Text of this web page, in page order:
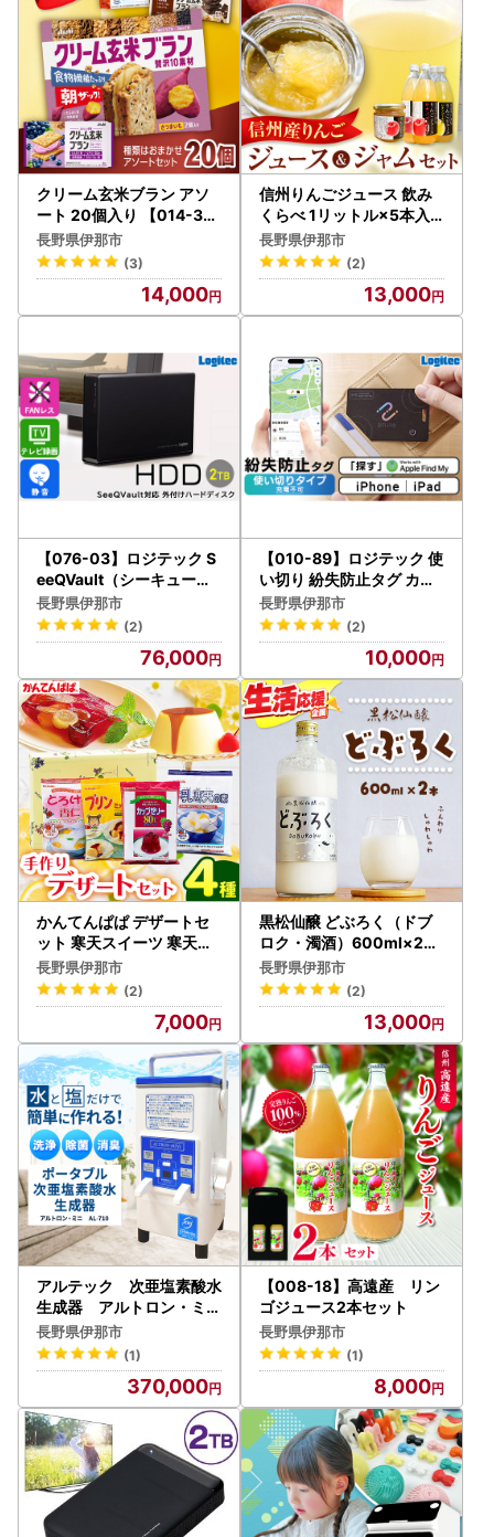
クリーム玄米ブラン アソ
ート 20個入り 【014-38
】
長野県伊那市
(3)
14,000
信州りんごジュース 飲み
くらべ 1リットル×5本入
＋りんごジャム3個セット
【013-14】
長野県伊那市
(2)
13,000
【076-03】ロジテック S
eeQVault（シーキューボ
ルト）対応 テレビ録画用
3.5インチ 外付けハードデ
ィスク 2TB【LHD-ENB02
長野県伊那市
(2)
76,000
【010-89】ロジテック 使
い切り 紛失防止タグ カー
ド型 LGT-LWNNCD1BKA
長野県伊那市
(2)
10,000
かんてんぱぱ デザートセ
ット 寒天スイーツ 寒天ゼ
リー 健康食品 ローカロリ
ー 伊那市 【007-09】
長野県伊那市
(2)
7,000
黒松仙醸 どぶろく（ドブ
ロク・濁酒）600ml×2本
セット 【013-34】
長野県伊那市
(2)
13,000
アルテック 次亜塩素酸水
生成器 アルトロン・ミニ
AL-710【370-01】
長野県伊那市
(1)
370,000
【008-18】高遠産 リン
ゴジュース2本セット
長野県伊那市
(1)
8,000